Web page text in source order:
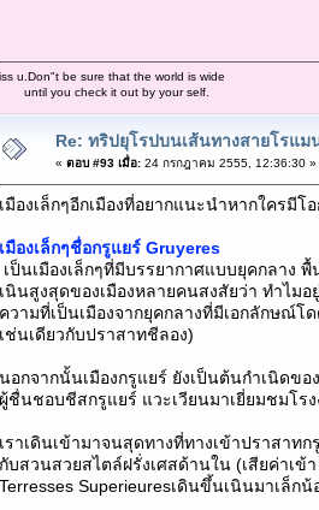
iss u.Don"t be sure that the world is wide
until you check it out by your self.
Re: ทริปยุโรปบนเส้นทางสายโรแม
« ตอบ #93 เมื่อ:24 กรกฎาคม 2555, 12:36:30 »
เมืองเล็กๆอีกเมืองที่อยากแนะนำหากใครมีโ
เมืองเล็กๆชื่อกรูแยร์ Gruyeres
เป็นเมืองเล็กๆที่มีบรรยากาศแบบยุคกลาง
เนินสูงสุดของเมืองหลายคนสงสัยว่า ทำไม
ความที่เป็นเมืองจากยุคกลางที่มีเอกลักษณ์
เช่นเดียวกับปราสาทชีลอง)
นอกจากนั้นเมืองกรูแยร์ ยังเป็นต้นกำเนิดข
ผู้ชื่นชอบชีสกรูแยร์ แวะเวียนมาเยี่ยมชมโร
เราเดินเข้ามาจนสุดทางที่ทางเข้าปราสาท
กับสวนสวยสไตล์ฝรั่งเศสด้านใน (เสียค่าเ
Terresses Superieuresเดินขึ้นเนินมาเล็ก